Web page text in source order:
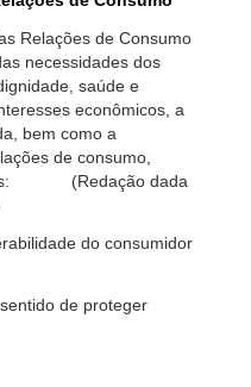
Relações de Consumo
necessidades dos
saúde e
econômicos, a
bem como a
de consumo,
(Redação dada
do consumidor
de proteger